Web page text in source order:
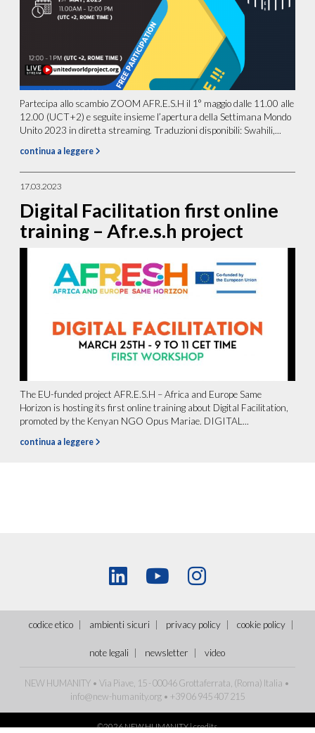
Partecipa allo scambio ZOOM AFR.E.S.H il 1° maggio dalle 11.00 alle
12.00 (UCT+2) e seguite insieme l’apertura della Settimana Mondo
Unito 2023 in diretta streaming. Traduzioni disponibili: Swahili,...
continua a leggere
17.03.2023
Digital Facilitation first online
training – Afr.e.s.h project
The EU-funded project AFR.E.S.H – Africa and Europe Same
Horizon is hosting its first online training about Digital Facilitation,
promoted by the Kenyan NGO Opus Mariae. DIGITAL...
continua a leggere
codice etico ambienti sicuri privacy policy cookie policy
note legali newsletter video
NEW HUMANITY • Via Piave, 15 - 00046 Grottaferrata, (Roma) Italia •
info@new-humanity.org• +39 06 945 407 215
©2026 NEW HUMANITY |credits